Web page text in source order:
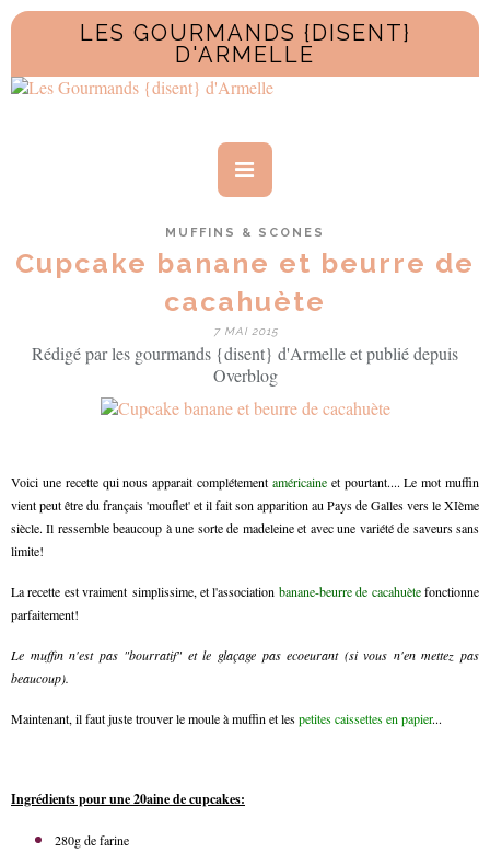
LES GOURMANDS {DISENT}
D'ARMELLE
MUFFINS & SCONES
Cupcake banane et beurre de
cacahuète
7 MAI 2015
Rédigé par les gourmands {disent} d'Armelle et publié depuis
Overblog
Voici une recette qui nous apparait complétement américaineet pourtant.... Le mot muffin
vient peut être du français 'mouflet' et il fait son apparition au Pays de Galles vers le XIème
siècle. Il ressemble beaucoup à une sorte de madeleine et avec une variété de saveurs sans
limite!
La recette est vraiment simplissime, et l'association banane-beurre de cacahuètefonctionne
parfaitement!
Le muffin n'est pas "bourratif" et le glaçage pas ecoeurant (si vous n'en mettez pas
beaucoup).
Maintenant, il faut juste trouver le moule à muffin et lespetites caissettes en papier...
Ingrédients pour une 20aine de cupcakes:
280g de farine